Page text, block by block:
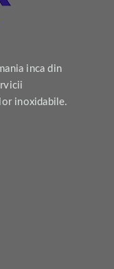
inca din
inoxidabile.